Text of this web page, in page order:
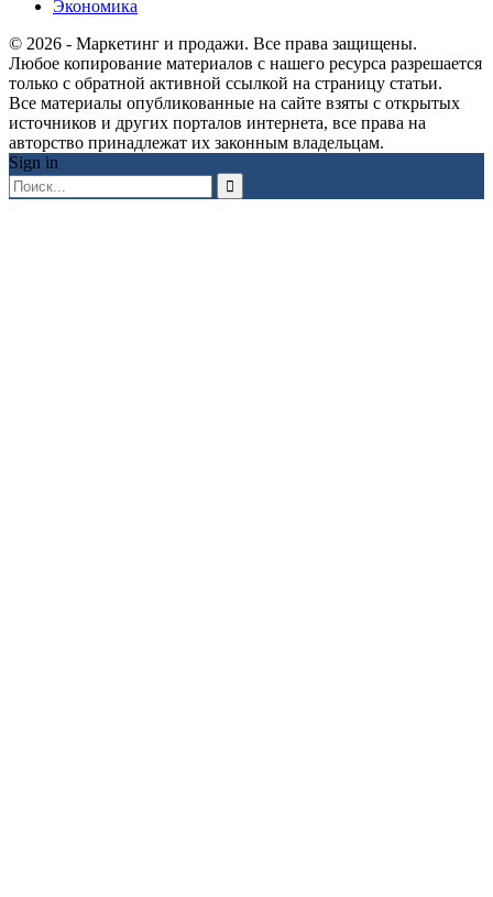
Экономика
© 2026 - Маркетинг и продажи. Все права защищены.
Любое копирование материалов с нашего ресурса разрешается
только с обратной активной ссылкой на страницу статьи.
Все материалы опубликованные на сайте взяты с открытых
источников и других порталов интернета, все права на
авторство принадлежат их законным владельцам.
Sign in